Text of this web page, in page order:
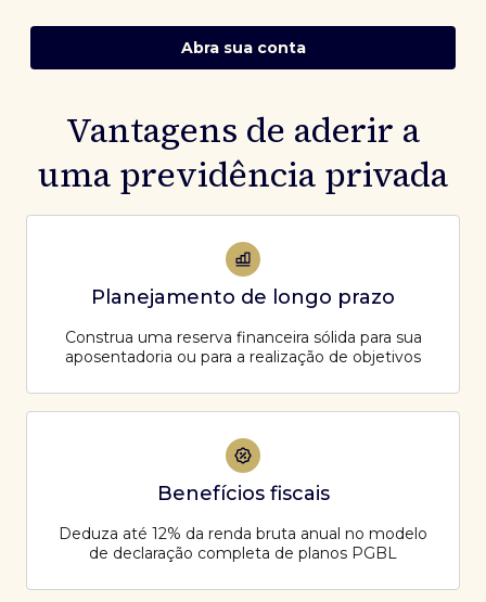
Abra sua conta
Vantagens de aderir a
uma previdência privada
Planejamento de longo prazo
Construa uma reserva financeira sólida para sua
aposentadoria ou para a realização de objetivos
Benefícios fiscais
Deduza até 12% da renda bruta anual no modelo
de declaração completa de planos PGBL